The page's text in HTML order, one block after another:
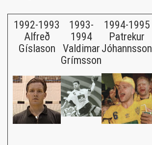
1992-1993
Alfreð
Gíslason
1993-
1994
Valdimar
Grímsson
1994-1995
Patrekur
Jóhannsson